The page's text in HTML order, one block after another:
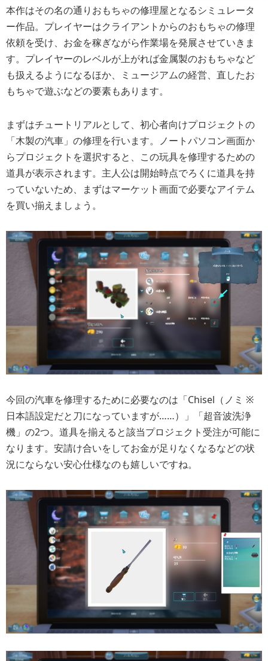
本作はその名の通りおもちゃの修理屋となるシミュレータ
ー作品。プレイヤーはクライアントからのおもちゃの修理
依頼を受け、お金を稼ぎながら作業場を発展させていきま
す。プレイヤーのレベルが上がれば金属製のおもちゃなど
も扱えるようになるほか、ミュージアムの経営、直したお
もちゃで遊ぶなどの要素もあります。
まずはチュートリアルとして、初心者向けプロジェクトの
「木製の汽車」の修理を行います。ノートパソコン画面か
らプロジェクトを選択すると、この玩具を修理するための
道具が表示されます。主人公は開始時点でろくに道具を持
っていないため、まずはマーケット画面で必要なアイテム
を買い揃えましょう。
今回の汽車を修理するために必要なのは「Chisel（ノミ ※
日本語設定だと刀になっていますが……）」「超音波洗浄
機」の2つ。道具を揃えると該当プロジェクト受注が可能に
なります。安請け合いをしてお金が足りなくなるなどの状
況にならない安心仕様なのも嬉しいですね。